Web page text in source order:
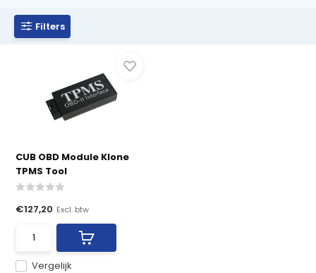
Filters
CUB OBD Module Klone
TPMS Tool
Vergelijk
€127,20 Excl. btw